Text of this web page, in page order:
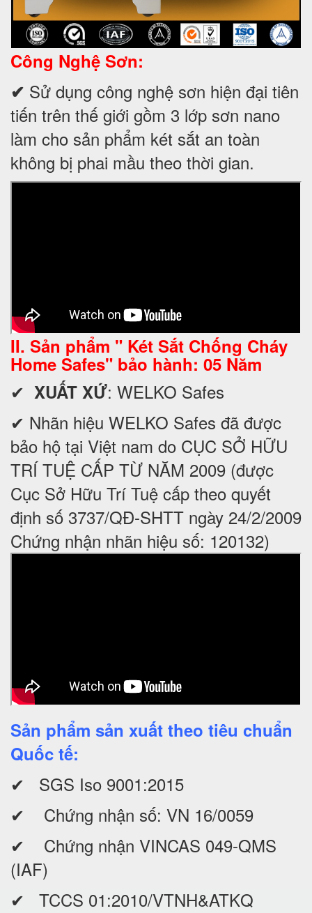
Công Nghệ Sơn:
✔ Sử dụng công nghệ sơn hiện đại tiên
tiến trên thế giới gồm 3 lớp sơn nano
làm cho sản phẩm két sắt an toàn
không bị phai mầu theo thời gian.
II. Sản phẩm " Két Sắt Chống Cháy
Home Safes" bảo hành: 05 Năm
✔ XUẤT XỨ: WELKO Safes
✔ Nhãn hiệu WELKO Safes đã được
bảo hộ tại Việt nam do CỤC SỞ HỮU
TRÍ TUỆ CẤP TỪ NĂM 2009 (được
Cục Sở Hữu Trí Tuệ cấp theo quyết
định số 3737/QĐ-SHTT ngày 24/2/2009
Chứng nhận nhãn hiệu số: 120132)
Sản phẩm sản xuất theo tiêu chuẩn
Quốc tế:
✔ SGS Iso 9001:2015
✔ Chứng nhận số: VN 16/0059
✔ Chứng nhận VINCAS 049-QMS
(IAF)
✔ TCCS 01:2010/VTNH&ATKQ